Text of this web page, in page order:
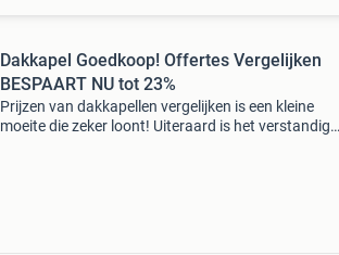
Dakkapel Goedkoop! Offertes Vergelijken
BESPAART NU tot 23%
Prijzen van dakkapellen vergelijken is een kleine
moeite die zeker loont! Uiteraard is het verstandig